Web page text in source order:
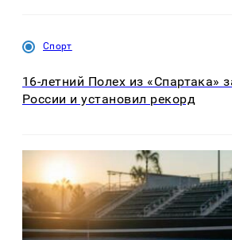
Спорт
16-летний Полех из «Спартака»
России и установил рекорд